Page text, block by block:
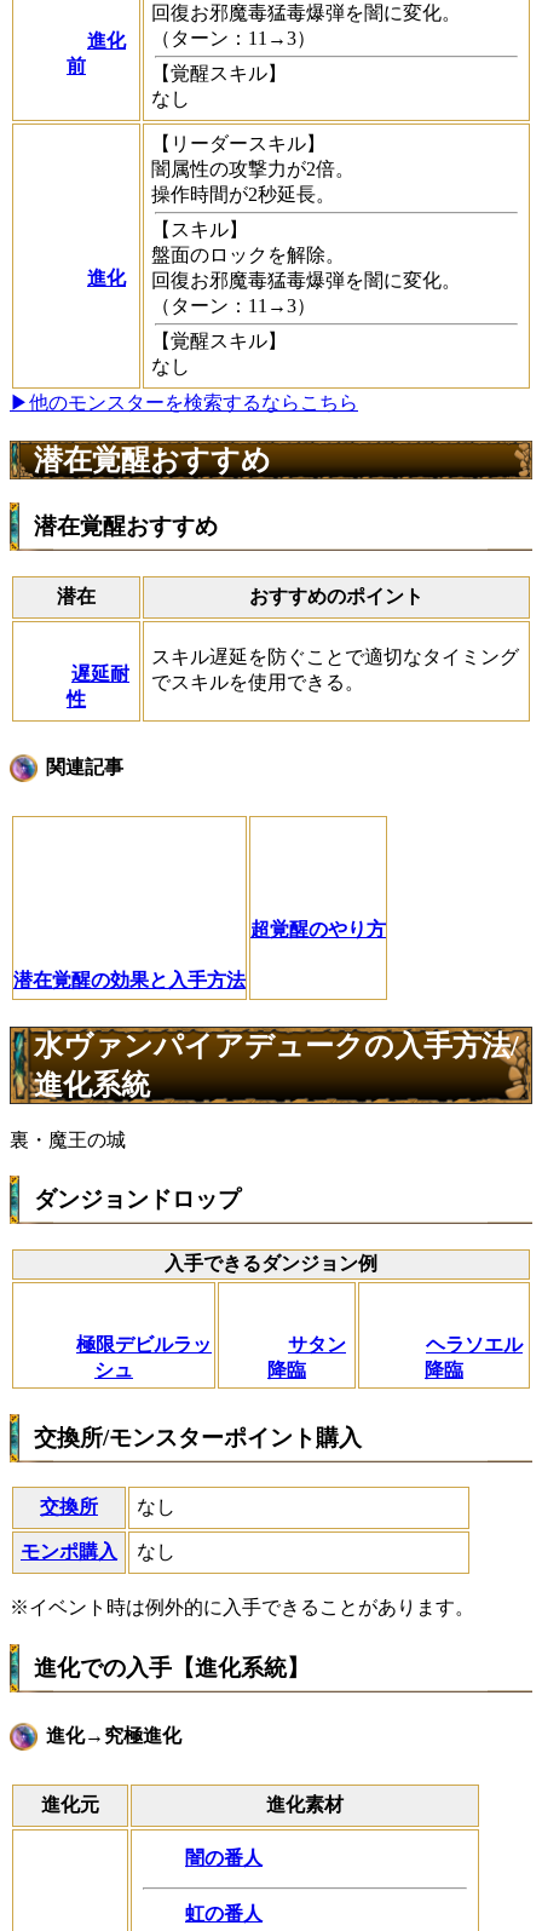
進化
前
回復お邪魔毒猛毒爆弾を闇に変化。
（ターン：11→3）
【覚醒スキル】
なし
進化
【リーダースキル】
闇属性の攻撃力が2倍。
操作時間が2秒延長。
【スキル】
盤面のロックを解除。
回復お邪魔毒猛毒爆弾を闇に変化。
（ターン：11→3）
【覚醒スキル】
なし
▶他のモンスターを検索するならこちら
潜在覚醒おすすめ
潜在覚醒おすすめ
潜在 おすすめのポイント
遅延耐
性
スキル遅延を防ぐことで適切なタイミング
でスキルを使用できる。
関連記事
潜在覚醒の効果と入手方法
超覚醒のやり方
水ヴァンパイアデュークの入手方法/
進化系統
裏・魔王の城
ダンジョンドロップ
入手できるダンジョン例
極限デビルラッ
シュ
サタン
降臨
ヘラソエル
降臨
交換所/モンスターポイント購入
交換所 なし
モンポ購入 なし
※イベント時は例外的に入手できることがあります。
進化での入手【進化系統】
進化→究極進化
進化元 進化素材
闇の番人
虹の番人